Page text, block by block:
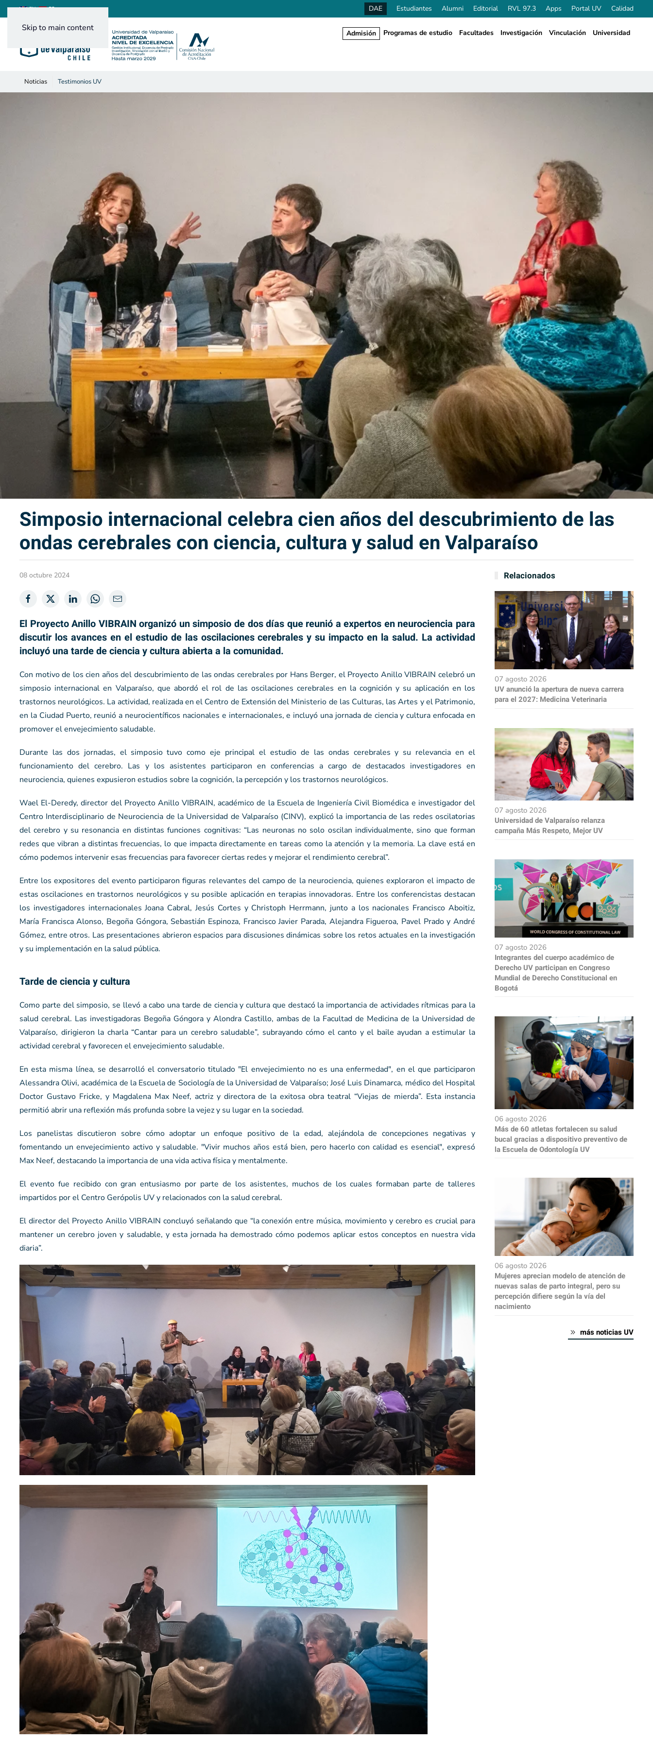
Skip to main content
EN ES DAE Estudiantes Alumni Editorial RVL 97.3 Apps Portal UV Calidad
Admisión Programas de estudio Facultades Investigación Vinculación Universidad
Noticias Testimonios UV
Simposio internacional celebra cien años del descubrimiento de las
ondas cerebrales con ciencia, cultura y salud en Valparaíso
08 octubre 2024
El Proyecto Anillo VIBRAIN organizó un simposio de dos días que reunió a expertos en neurociencia para
discutir los avances en el estudio de las oscilaciones cerebrales y su impacto en la salud. La actividad
incluyó una tarde de ciencia y cultura abierta a la comunidad.
Con motivo de los cien años del descubrimiento de las ondas cerebrales por Hans Berger, el Proyecto Anillo VIBRAIN celebró un
simposio internacional en Valparaíso, que abordó el rol de las oscilaciones cerebrales en la cognición y su aplicación en los
trastornos neurológicos. La actividad, realizada en el Centro de Extensión del Ministerio de las Culturas, las Artes y el Patrimonio,
en la Ciudad Puerto, reunió a neurocientíficos nacionales e internacionales, e incluyó una jornada de ciencia y cultura enfocada en
promover el envejecimiento saludable.
Durante las dos jornadas, el simposio tuvo como eje principal el estudio de las ondas cerebrales y su relevancia en el
funcionamiento del cerebro. Las y los asistentes participaron en conferencias a cargo de destacados investigadores en
neurociencia, quienes expusieron estudios sobre la cognición, la percepción y los trastornos neurológicos.
Wael El-Deredy, director del Proyecto Anillo VIBRAIN, académico de la Escuela de Ingeniería Civil Biomédica e investigador del
Centro Interdisciplinario de Neurociencia de la Universidad de Valparaíso (CINV), explicó la importancia de las redes oscilatorias
del cerebro y su resonancia en distintas funciones cognitivas: “Las neuronas no solo oscilan individualmente, sino que forman
redes que vibran a distintas frecuencias, lo que impacta directamente en tareas como la atención y la memoria. La clave está en
cómo podemos intervenir esas frecuencias para favorecer ciertas redes y mejorar el rendimiento cerebral”.
Entre los expositores del evento participaron figuras relevantes del campo de la neurociencia, quienes exploraron el impacto de
estas oscilaciones en trastornos neurológicos y su posible aplicación en terapias innovadoras. Entre los conferencistas destacan
los investigadores internacionales Joana Cabral, Jesús Cortes y Christoph Herrmann, junto a los nacionales Francisco Aboitiz,
María Francisca Alonso, Begoña Góngora, Sebastián Espinoza, Francisco Javier Parada, Alejandra Figueroa, Pavel Prado y André
Gómez, entre otros. Las presentaciones abrieron espacios para discusiones dinámicas sobre los retos actuales en la investigación
y su implementación en la salud pública.
Tarde de ciencia y cultura
Como parte del simposio, se llevó a cabo una tarde de ciencia y cultura que destacó la importancia de actividades rítmicas para la
salud cerebral. Las investigadoras Begoña Góngora y Alondra Castillo, ambas de la Facultad de Medicina de la Universidad de
Valparaíso, dirigieron la charla “Cantar para un cerebro saludable”, subrayando cómo el canto y el baile ayudan a estimular la
actividad cerebral y favorecen el envejecimiento saludable.
En esta misma línea, se desarrolló el conversatorio titulado "El envejecimiento no es una enfermedad", en el que participaron
Alessandra Olivi, académica de la Escuela de Sociología de la Universidad de Valparaíso; José Luis Dinamarca, médico del Hospital
Doctor Gustavo Fricke, y Magdalena Max Neef, actriz y directora de la exitosa obra teatral “Viejas de mierda”. Esta instancia
permitió abrir una reflexión más profunda sobre la vejez y su lugar en la sociedad.
Los panelistas discutieron sobre cómo adoptar un enfoque positivo de la edad, alejándola de concepciones negativas y
fomentando un envejecimiento activo y saludable. "Vivir muchos años está bien, pero hacerlo con calidad es esencial", expresó
Max Neef, destacando la importancia de una vida activa física y mentalmente.
El evento fue recibido con gran entusiasmo por parte de los asistentes, muchos de los cuales formaban parte de talleres
impartidos por el Centro Gerópolis UV y relacionados con la salud cerebral.
El director del Proyecto Anillo VIBRAIN concluyó señalando que “la conexión entre música, movimiento y cerebro es crucial para
mantener un cerebro joven y saludable, y esta jornada ha demostrado cómo podemos aplicar estos conceptos en nuestra vida
diaria”.
Relacionados
07 agosto 2026
UV anunció la apertura de nueva carrera
para el 2027: Medicina Veterinaria
07 agosto 2026
Universidad de Valparaíso relanza
campaña Más Respeto, Mejor UV
07 agosto 2026
Integrantes del cuerpo académico de
Derecho UV participan en Congreso
Mundial de Derecho Constitucional en
Bogotá
06 agosto 2026
Más de 60 atletas fortalecen su salud
bucal gracias a dispositivo preventivo de
la Escuela de Odontología UV
06 agosto 2026
Mujeres aprecian modelo de atención de
nuevas salas de parto integral, pero su
percepción difiere según la vía del
nacimiento
más noticias UV